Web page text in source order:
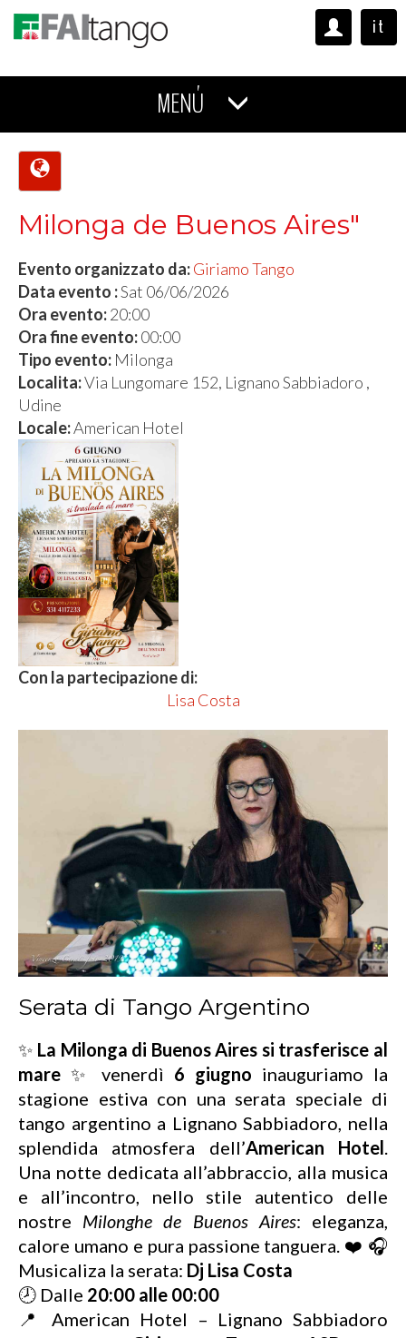
it
MENÚ
Milonga de Buenos Aires"
Evento organizzato da:Giriamo Tango
Data evento :Sat 06/06/2026
Ora evento:20:00
Ora fine evento:00:00
Tipo evento: Milonga
Localita:Via Lungomare 152, Lignano Sabbiadoro ,
Udine
Locale:American Hotel
Con la partecipazione di:
Lisa Costa
Serata di Tango Argentino
✨ La Milonga di Buenos Aires si trasferisce al
mare ✨ venerdì 6 giugno inauguriamo la
stagione estiva con una serata speciale di
tango argentino a Lignano Sabbiadoro, nella
splendida atmosfera dell’American Hotel.
Una notte dedicata all’abbraccio, alla musica
e all’incontro, nello stile autentico delle
nostre Milonghe de Buenos Aires: eleganza,
calore umano e pura passione tanguera. ❤️ 🎧
Musicaliza la serata: Dj Lisa Costa
🕗 Dalle 20:00 alle 00:00
📍 American Hotel – Lignano Sabbiadoro